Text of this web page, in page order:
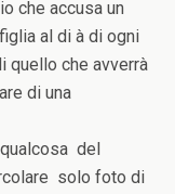
che accusa un
al di à di ogni
quello che avverrà
di una
qualcosa del
solo foto di